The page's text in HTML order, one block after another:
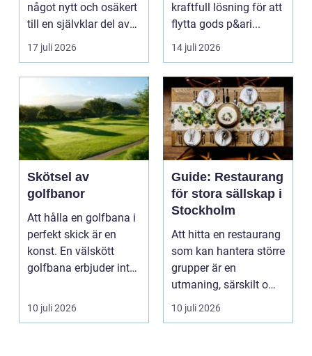
något nytt och osäkert
till en självklar del av
må...
17 juli 2026
kraftfull lösning för att
flytta gods p&ari...
14 juli 2026
Skötsel av
golfbanor
Att hålla en golfbana i
perfekt skick är en
konst. En välskött
golfbana erbjuder inte
10 juli 2026
Guide: Restaurang
för stora sällskap i
Stockholm
Att hitta en restaurang
som kan hantera större
grupper är en
utmaning, särskilt om
ma...
10 juli 2026